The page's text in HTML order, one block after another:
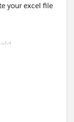
your excel file